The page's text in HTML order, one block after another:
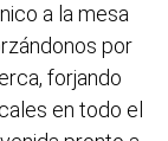
a la mesa
por
forjando
en todo el